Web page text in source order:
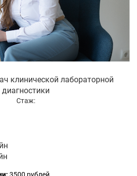
клинической лабораторной
диагностики
Стаж: